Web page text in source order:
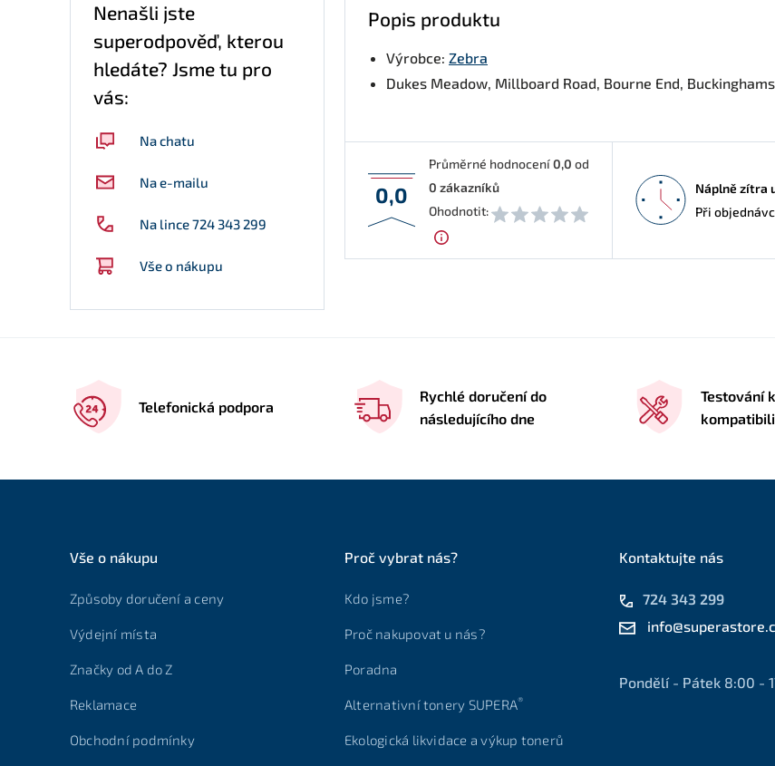
Nenašli jste
superodpověď, kterou
hledáte? Jsme tu pro
vás:
Na chatu
Na e-mailu
Na lince 724 343 299
Vše o nákupu
Popis produktu
Výrobce: Zebra
Dukes Meadow, Millboard Road, Bourne End,
0,0
Průměrné hodnocení0,0 od
0 zákazníků
Ohodnotit:
Náplně zítra
Při
Telefonická podpora
Rychlé doručení do
následujícího dne
Testování
Vše o nákupu
Způsoby doručení a ceny
Výdejní místa
Značky od A do Z
Reklamace
Obchodní podmínky
Proč vybrat nás?
Kdo jsme?
Proč nakupovat u nás?
Poradna
Alternativní tonery SUPERA®
Ekologická likvidace a výkup tonerů
Kontaktujte nás
724 343 299
Pondělí - Pátek 8:00 -